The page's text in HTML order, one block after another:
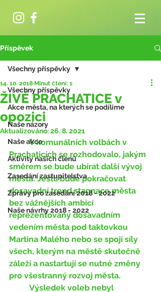
Příspěvek
Všechny příspěvky
Akce města, na kterých se podílíme
Naše názory
Naše akce
Aktivity našich členů
Zasedání zastupitelstva
Zprávy pro zasedání 2018 - 2022
Naše návrhy 2018 - 2022
Všechny příspěvky
ŽIVÉ PRACHATICE v
opozici
14. 10. 2018 Minut čtení: 1
Aktualizováno:26. 8. 2021
	V komunálních volbách v
Prachaticích se rozhodovalo, jakým
směrem se bude ubírat další vývoj
města. Jestli bude pokračovat
dosavadní trend stagnace města
bez vážnějších ambicí
reprezentovaný dosavadním
vedením města pod taktovkou
Martina Malého nebo se spojí síly
všech, kterým na městě skutečně
záleží a nastartují se nutné změny
pro všestranný rozvoj města.